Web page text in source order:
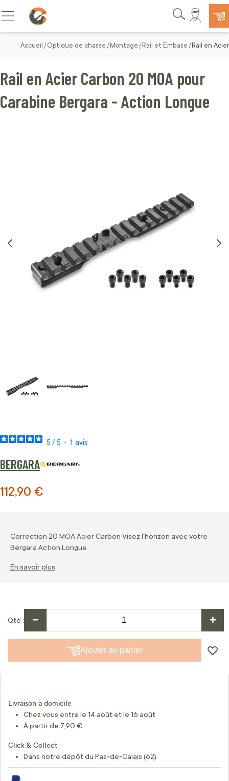
Allez au contenu
Basculer la navigation
Rechercher
Accueil Optique de chasse Montage Rail et Embase Rail en
5 /5 - 1 avis
BERGARA
Rail en Acier Carbon 20 MOA pour
Carabine Bergara - Action Longue
112,90 €
Correction 20 MOA Acier Carbon Visez l'horizon avec votre
Bergara Action Longue
En savoir plus
Qté − +
Ajouter au panier
Livraison à domicile
Chez vous entre le 14 août et le 16 août
À partir de 7,90 €
Click & Collect
Dans notre dépôt du Pas-de-Calais (62)